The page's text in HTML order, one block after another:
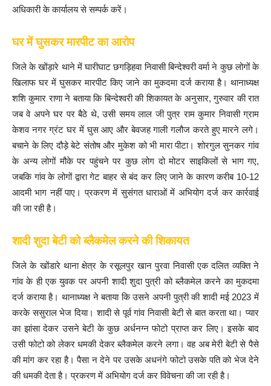
अधिकारी के कार्यालय से सम्पर्क करें।
घर में घुसकर मारपीट का आरोप
जिले के खोंड़ारे थाने में घारीघाट छगड़िहवा निवासी बिन्देश्वरी वर्मा ने कुछ लोगों के
खिलाफ घर में घुसकर मारपीट किए जाने का मुकदमा दर्ज कराया है। थानाध्यक्ष
शशि कुमार राणा ने बताया कि बिन्देश्वरी की शिकायत के अनुसार, गुरुवार की रात
जब वे अपने घर पर बैठे थे, उसी समय लाल जी पुत्र राम कुमार निवासी ग्राम
केशव नगर ग्रंट घर में घुस आए और बेवजह गाली गलौज करते हुए मारने लगे।
बचाने के लिए दौड़े बेटे संतोष और मुकेश को भी मारा पीटा। शोरगुल सुनकर गांव
के अन्य लोगों मौके पर पहुंचने पर कुछ लोग दो मोटर साइकिलों से भाग गए,
जबकि गांव के लोगों द्वारा गेट बाहर से बंद कर लिए जाने के कारण करीब 10-12
आदमी भाग नहीं पाए। प्रकरण में सुसंगत धाराओं में अभियोग दर्ज कर कार्रवाई
की जा रही है।
शादी शुदा बेटी को ब्लैकमेल करने की शिकायत
जिले के खोंडारे थाना क्षेत्र के रसूलपुर खान पुरवा निवासी एक दलित व्यक्ति ने
गांव के ही एक युवक पर अपनी शादी शुदा पुत्री को ब्लैकमेल करने का मुकदमा
दर्ज कराया है। थानाध्यक्ष ने बताया कि उसने अपनी पुत्री की शादी मई 2023 में
करके ससुराल भेज दिया। शादी से पूर्व गांव निवासी बेटी से बात करता था। प्यार
का झांसा देकर उसने बेटी के कुछ अर्धनग्न फोटो प्राप्त कर लिए। इसके बाद
उसी फोटो को लेकर धमकी देकर ब्लैकमेल करने लगा। वह अब मेरी बेटी से पैसे
की मांग कर रहा है। पैसा न देने पर उसके अधनंगे फोटो उसके पति को भेज देने
की धमकी देता है। प्रकरण में अभियोग दर्ज कर विवेचना की जा रही है।